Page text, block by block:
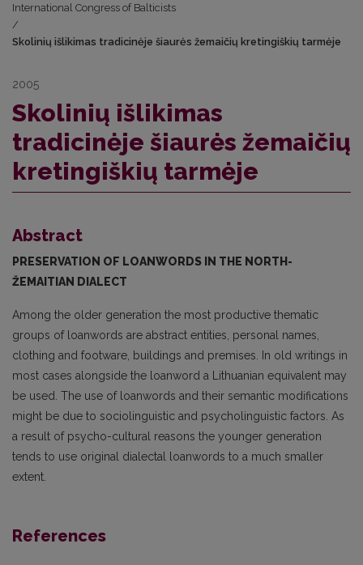
International Congress of Balticists
/
Skolinių išlikimas tradicinėje šiaurės žemaičių kretingiškių tarmėje
2005
Skolinių išlikimas
tradicinėje šiaurės žemaičių
kretingiškių tarmėje
Abstract
PRESERVATION OF LOANWORDS IN THE NORTH-
ŽEMAITIAN DIALECT
Among the older generation the most productive thematic
groups of loanwords are abstract entities, personal names,
clothing and footware, buildings and premises. In old writings in
most cases alongside the loanword a Lithuanian equivalent may
be used. The use of loanwords and their semantic modifications
might be due to sociolinguistic and psycholinguistic factors. As
a result of psycho-cultural reasons the younger generation
tends to use original dialectal loanwords to a much smaller
extent.
References